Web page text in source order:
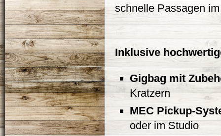
schnelle Passagen
Inklusive
Gigbag mit
Kratzern
MEC Pickup-
oder im Studio